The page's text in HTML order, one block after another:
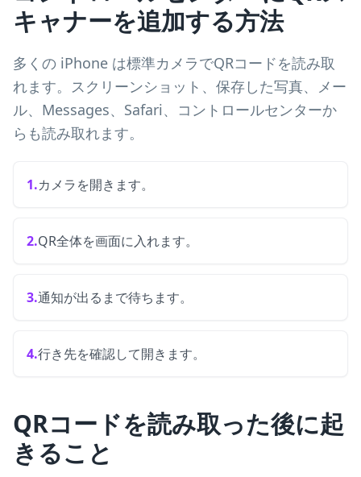
キャナーを追加する方法
多くの iPhone は標準カメラでQRコードを読み取
れます。スクリーンショット、保存した写真、メー
ル、Messages、Safari、コントロールセンターか
らも読み取れます。
1.カメラを開きます。
2.QR全体を画面に入れます。
3.通知が出るまで待ちます。
4.行き先を確認して開きます。
QRコードを読み取った後に起
きること